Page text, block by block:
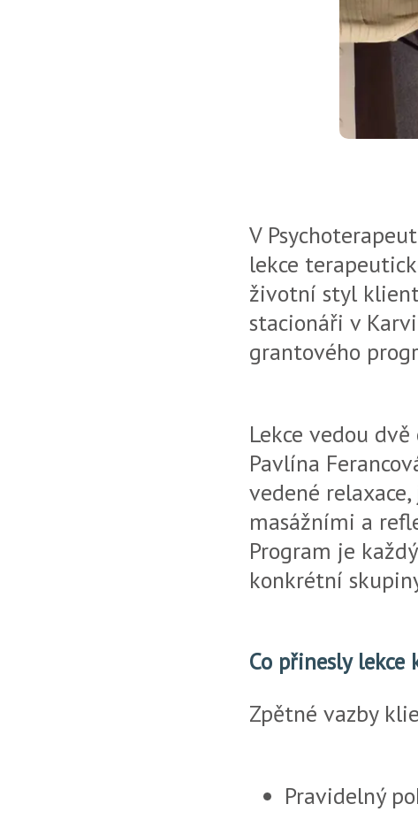
V
lekce
životní styl
stacionáři v
grantového
Lekce vedou
Pavlína
vedené
masážními a
Program je
konkrétní
Co přinesly lekce
Zpětné vazby
Pravidelný